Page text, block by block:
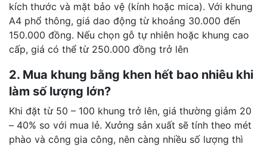
kích thước và mặt bảo vệ (kính hoặc mica). Với khung
A4 phổ thông, giá dao động từ khoảng 30.000 đến
150.000 đồng. Nếu chọn gỗ tự nhiên hoặc khung cao
cấp, giá có thể từ 250.000 đồng trở lên
2. Mua khung bằng khen hết bao nhiêu khi
làm số lượng lớn?
Khi đặt từ 50 – 100 khung trở lên, giá thường giảm 20
– 40% so với mua lẻ. Xưởng sản xuất sẽ tính theo mét
phào và công gia công, nên càng nhiều số lượng thì